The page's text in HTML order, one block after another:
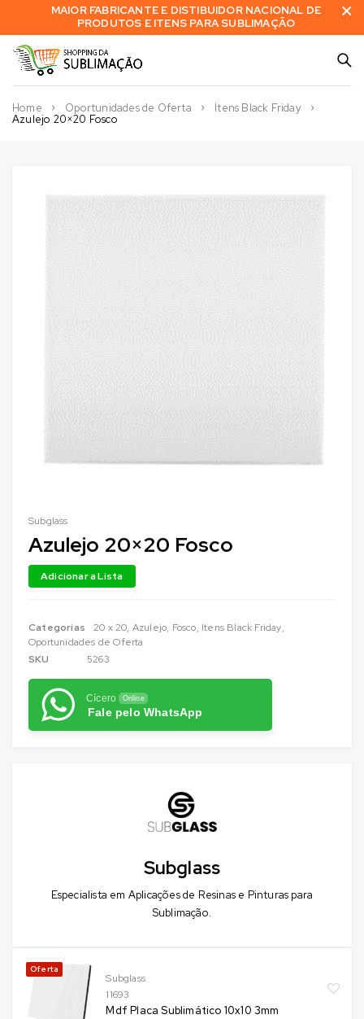
MAIOR FABRICANTE E DISTIBUIDOR NACIONAL DE
PRODUTOS E ITENS PARA SUBLIMAÇÃO
Home Oportunidades de Oferta
Itens Black Friday
Azulejo 20×20 Fosco
Subglass
Especialista em Aplicações de Resinas e Pinturas para
Sublimação.
Oferta
Subglass
11693
Mdf Placa Sublimático 10x10 3mm
Subglass
Azulejo 20×20 Fosco
Categorias 20 x 20, Azulejo, Fosco, Itens Black Friday,
Oportunidades de Oferta
SKU
5263
Cícero Online
Fale pelo WhatsApp